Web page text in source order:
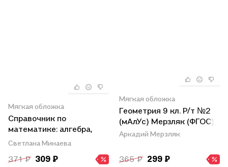
Мягкая обложка
Справочник по
математике: алгебра,
геометрия. 7-9 классы
Светлана Минаева
371 ₽ 309 ₽
Мягкая обложка
Геометрия 9 кл. Р/т №2
(мАлУс) Мерзляк (ФГОС)
Аркадий Мерзляк
365 ₽ 299 ₽